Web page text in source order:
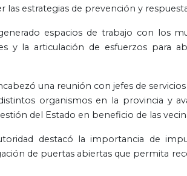
estrategias de prevención y
espacios de trabajo con los
y la articulación de esfuerzos para
una reunión con jefes de
organismos en la provincia y
del Estado en beneficio de las
destacó la importancia de
de puertas abiertas que permita